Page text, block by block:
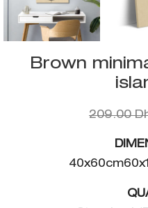
Brown
209.00
40x60cm